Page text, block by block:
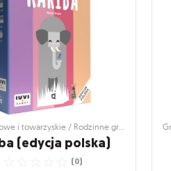
ale unikaj skandalu
☆
☆
☆
Wysyłka dzisiaj
,95zł
(edycja polska)
(0)